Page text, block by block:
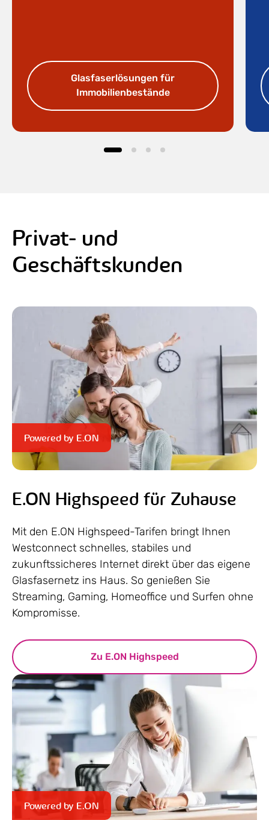
Glasfaserlösungen für
Immobilienbestände
Privat- und
Geschäftskunden
Powered by E.ON
E.ON Highspeed für Zuhause
Mit den E.ON Highspeed-Tarifen bringt Ihnen
Westconnect schnelles, stabiles und
zukunftssicheres Internet direkt über das eigene
Glasfasernetz ins Haus. So genießen Sie
Streaming, Gaming, Homeoffice und Surfen ohne
Kompromisse.
Zu E.ON Highspeed
Powered by E.ON